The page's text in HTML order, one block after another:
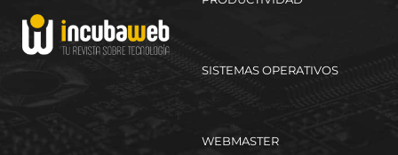
SISTEMAS OPERATIVOS
WEBMASTER